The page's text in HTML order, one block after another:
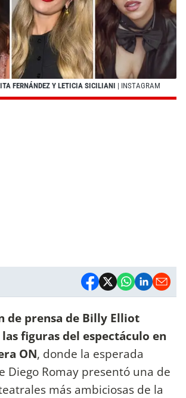
FERNÁNDEZ Y LETICIA SICILIANI | INSTAGRAM
de prensa de Billy Elliot
figuras del espectáculo en
ON, donde la esperada
Diego Romay presentó una de
más ambiciosas de la